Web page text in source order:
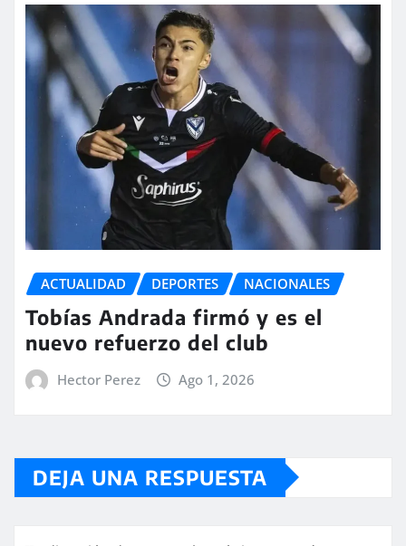
ACTUALIDAD DEPORTES NACIONALES
Tobías Andrada firmó y es el
nuevo refuerzo del club
Hector Perez Ago 1, 2026
DEJA UNA RESPUESTA